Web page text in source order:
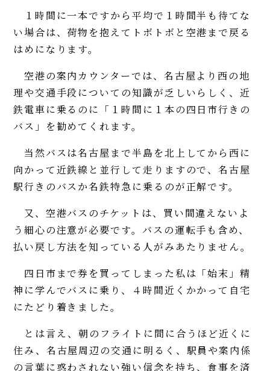
１時間に一本ですから平均で１時間半も待てな
い場合は、荷物を抱えてトボトボと空港まで戻る
はめになります。
空港の案内カウンターでは、名古屋より西の地
理や交通手段についての知識が乏しいらしく、近
鉄電車に乗るのに「１時間に１本の四日市行きの
バス」を勧めてくれます。
当然バスは名古屋まで半島を北上してから西に
向かって近鉄線と並行して走りますので、名古屋
駅行きのバスか名鉄特急に乗るのが正解です。
又、空港バスのチケットは、買い間違えないよ
う細心の注意が必要です。バスの運転手も含め、
払い戻し方法を知っている人がみあたりません。
四日市まで券を買ってしまった私は「始末」精
神に学んでバスに乗り、４時間近くかかって自宅
にたどり着きました。
とは言え、朝のフライトに間に合うほど近くに
住み、名古屋周辺の交通に明るく、駅員や案内係
の言葉に惑わされない強い信念を持ち、食事を済